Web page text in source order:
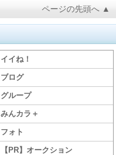
ページの先頭へ ▲
イイね！
ブログ
グループ
みんカラ＋
フォト
【PR】オークション